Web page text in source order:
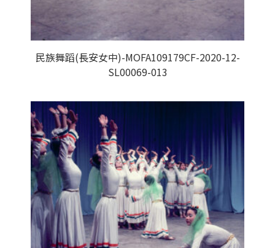
民族舞蹈(長安女中)-MOFA109179CF-2020-12-
SL00069-013